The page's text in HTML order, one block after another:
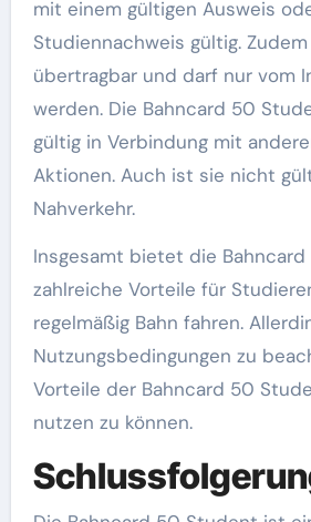
mit einem gültigen Ausweis
Studiennachweis gültig.
übertragbar und darf nur vom
werden. Die Bahncard 50
gültig in Verbindung mit
Aktionen. Auch ist sie nicht
Nahverkehr.
Insgesamt bietet die
zahlreiche Vorteile für
regelmäßig Bahn fahren.
Nutzungsbedingungen zu
Vorteile der Bahncard 50
nutzen zu können.